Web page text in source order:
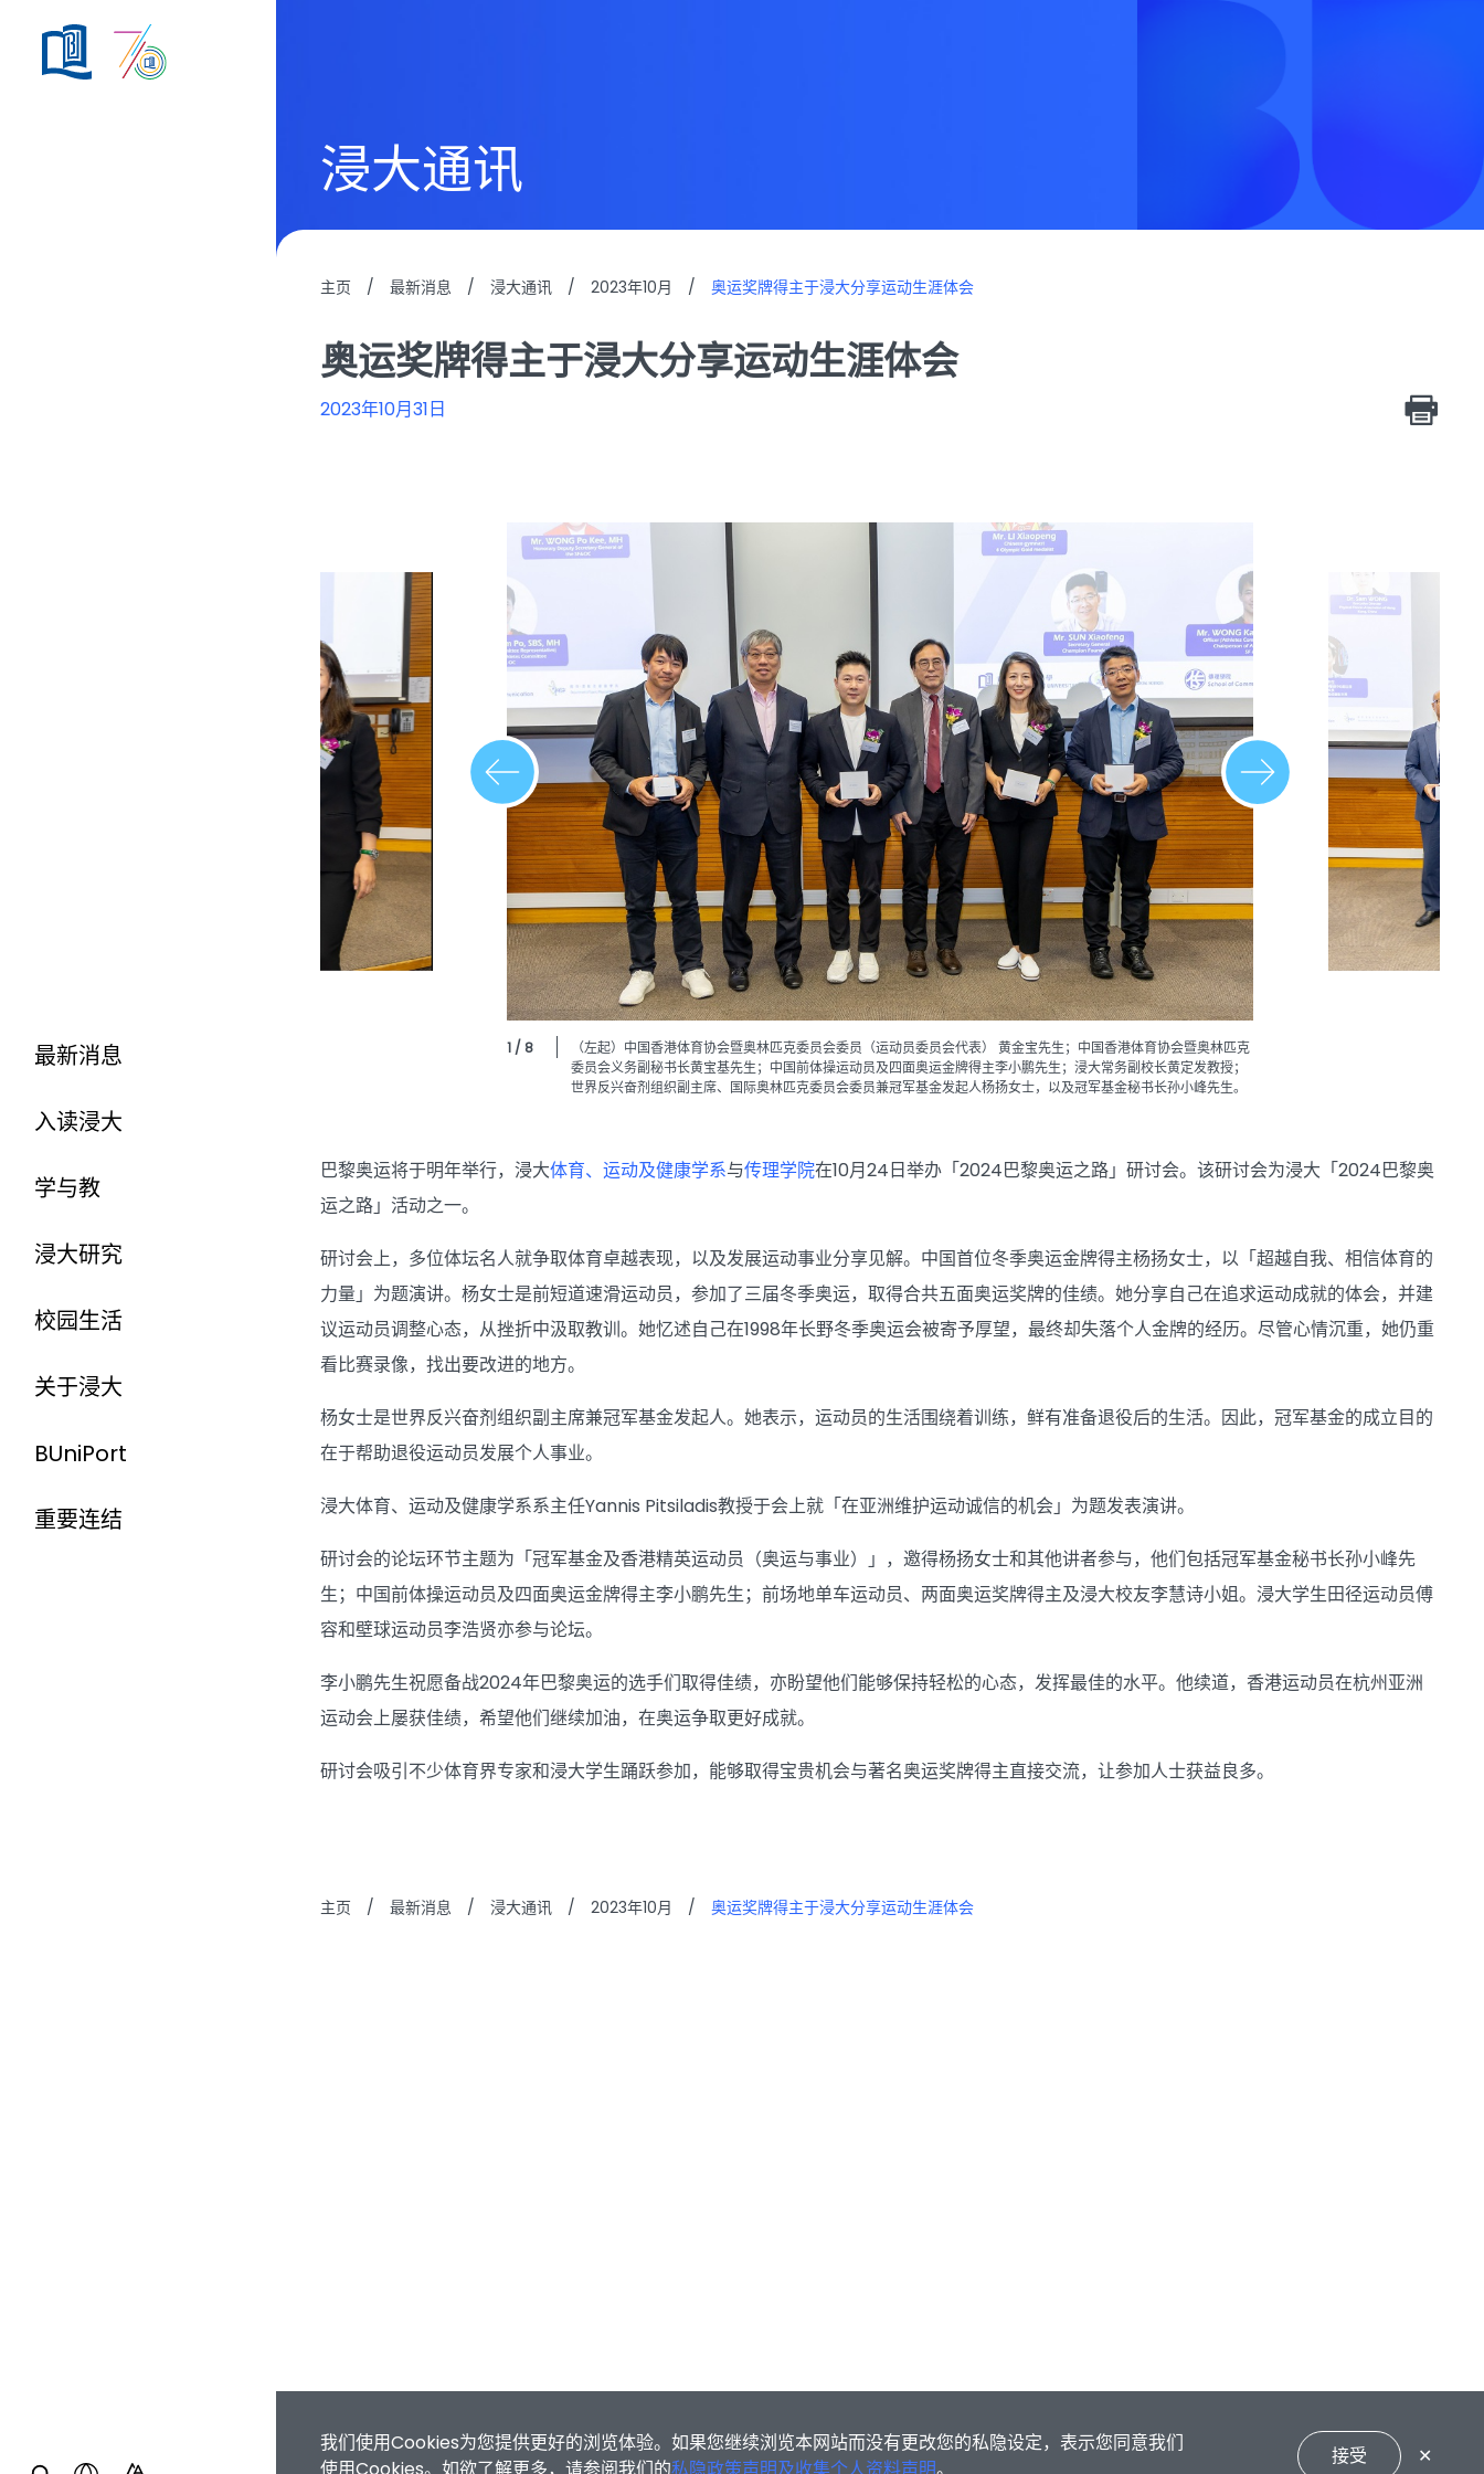
最新消息
入读浸大
学与教
浸大研究
校园生活
关于浸大
BUniPort
重要连结
浸大通讯
主页 / 最新消息 / 浸大通讯 / 2023年10月 / 奥运奖牌得主于浸大分享运动生涯体会
奥运奖牌得主于浸大分享运动生涯体会
2023年10月31日
1 / 8
（左起）中国香港体育协会暨奥林匹克委员会委员（运动员委员会代表） 黄金宝先生；中国香港体育协会暨奥林匹克
委员会义务副秘书长黄宝基先生；中国前体操运动员及四面奥运金牌得主李小鹏先生；浸大常务副校长黄定发教授；
世界反兴奋剂组织副主席、国际奥林匹克委员会委员兼冠军基金发起人杨扬女士，以及冠军基金秘书长孙小峰先生。
巴黎奥运将于明年举行，浸大体育、运动及健康学系与传理学院在10月24日举办「2024巴黎奥运之路」研讨会。该研讨会为浸大「2024巴黎奥
运之路」活动之一。
研讨会上，多位体坛名人就争取体育卓越表现，以及发展运动事业分享见解。中国首位冬季奥运金牌得主杨扬女士，以「超越自我、相信体育的
力量」为题演讲。杨女士是前短道速滑运动员，参加了三届冬季奥运，取得合共五面奥运奖牌的佳绩。她分享自己在追求运动成就的体会，并建
议运动员调整心态，从挫折中汲取教训。她忆述自己在1998年长野冬季奥运会被寄予厚望，最终却失落个人金牌的经历。尽管心情沉重，她仍重
看比赛录像，找出要改进的地方。
杨女士是世界反兴奋剂组织副主席兼冠军基金发起人。她表示，运动员的生活围绕着训练，鲜有准备退役后的生活。因此，冠军基金的成立目的
在于帮助退役运动员发展个人事业。
浸大体育、运动及健康学系系主任Yannis Pitsiladis教授于会上就「在亚洲维护运动诚信的机会」为题发表演讲。
研讨会的论坛环节主题为「冠军基金及香港精英运动员（奥运与事业）」，邀得杨扬女士和其他讲者参与，他们包括冠军基金秘书长孙小峰先
生；中国前体操运动员及四面奥运金牌得主李小鹏先生；前场地单车运动员、两面奥运奖牌得主及浸大校友李慧诗小姐。浸大学生田径运动员傅
容和壁球运动员李浩贤亦参与论坛。
李小鹏先生祝愿备战2024年巴黎奥运的选手们取得佳绩，亦盼望他们能够保持轻松的心态，发挥最佳的水平。他续道，香港运动员在杭州亚洲
运动会上屡获佳绩，希望他们继续加油，在奥运争取更好成就。
研讨会吸引不少体育界专家和浸大学生踊跃参加，能够取得宝贵机会与著名奥运奖牌得主直接交流，让参加人士获益良多。
主页 / 最新消息 / 浸大通讯 / 2023年10月 / 奥运奖牌得主于浸大分享运动生涯体会
我们使用Cookies为您提供更好的浏览体验。如果您继续浏览本网站而没有更改您的私隐设定，表示您同意我们
接受 ✕